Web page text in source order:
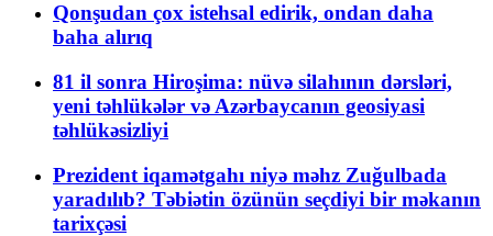
Qonşudan çox istehsal edirik, ondan daha
baha alırıq
81 il sonra Hiroşima: nüvə silahının dərsləri,
yeni təhlükələr və Azərbaycanın geosiyasi
təhlükəsizliyi
Prezident iqamətgahı niyə məhz Zuğulbada
yaradılıb? Təbiətin özünün seçdiyi bir məkanın
tarixçəsi